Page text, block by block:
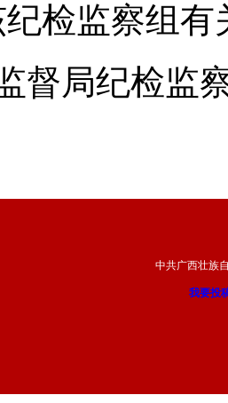
纪检监察组
督局纪检监
中共广西壮族
我要投